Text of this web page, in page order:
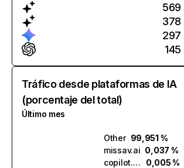
569
378
297
145
Tráfico desde plataformas de IA
(porcentaje del total)
Último mes
Other 99,951 %
missav.ai 0,037 %
copilot.microsoft.com
0,005 %